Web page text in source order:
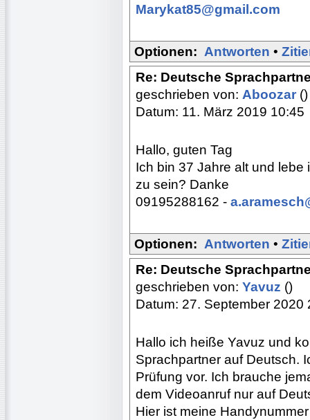
Marykat85@gmail.com
Optionen: Antworten •
Re: Deutsche
geschrieben von: Aboozar ()
Datum: 11. März 2019 10:45
Hallo, guten Tag
Ich bin 37 Jahre alt und lebe
zu sein? Danke
09195288162 -
Optionen: Antworten •
Re: Deutsche
geschrieben von: Yavuz ()
Datum: 27. September 2020
Hallo ich heiße Yavuz und
Sprachpartner auf Deutsch.
Prüfung vor. Ich brauche
dem Videoanruf nur auf
Hier ist meine